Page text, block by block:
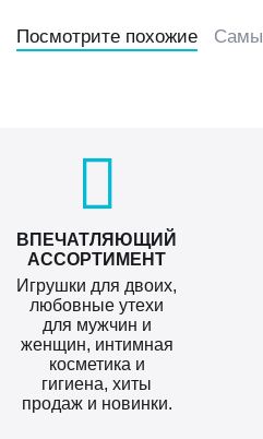
Посмотрите похожие
ВПЕЧАТЛЯЮЩИЙ
АССОРТИМЕНТ
Игрушки для двоих,
любовные утехи
для мужчин и
женщин, интимная
косметика и
гигиена, хиты
продаж и новинки.